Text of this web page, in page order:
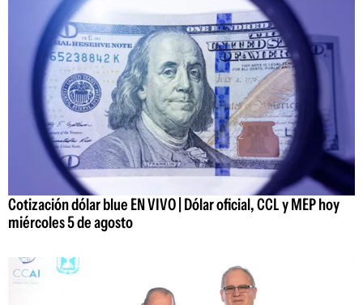
Cotización dólar blue EN VIVO | Dólar oficial, CCL y MEP hoy
miércoles 5 de agosto